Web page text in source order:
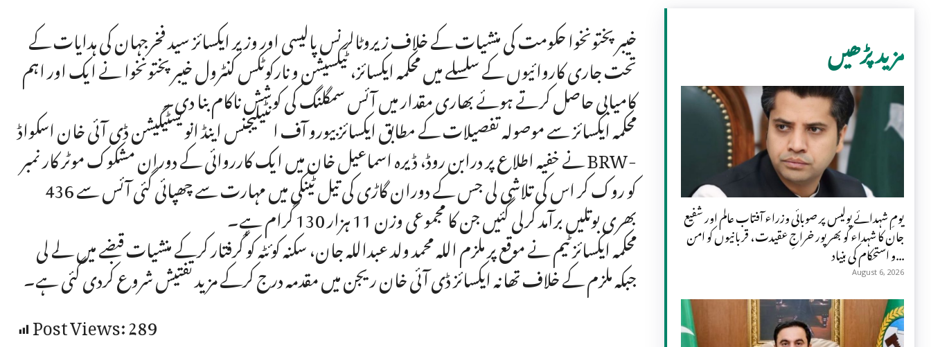
خیبرپختونخوا حکومت کی منشیات کے خلاف زیروٹالرنس پالیسی اور وزیر ایکسائز سید فخرجہان کی ہدایات کے
تحت جاری کاروائیوں کے سلسلے میں محکمہ ایکسائز، ٹیکسیشن و نارکوٹکس کنٹرول خیبرپختونخوا نے ایک اور اہم
کامیابی حاصل کرتے ہوئے بھاری مقدار میں آئس سمگلنگ کی کوشش ناکام بنا دی۔
محکمہ ایکسائز سے موصولہ تفصیلات کے مطابق ایکسائز بیورو آف انٹیلیجنس اینڈ انویسٹیگیشن ڈی آئی خان اسکواڈ
نے خفیہ اطلاع پر درابن روڈ، ڈیرہ اسماعیل خان میں ایک کارروائی کے دوران مشکوک موٹر کار نمبر BRW-
436 کو روک کر اس کی تلاشی لی جس کے دوران گاڑی کی تیل ٹینکی میں مہارت سے چھپائی گئی آئس سے
بھری بوتلیں برآمد کرلی گئیں جن کا مجموعی وزن 11 ہزار 130 گرام ہے۔
محکمہ ایکسائز ٹیم نے موقع پر ملزم اللہ محمد ولد عبداللہ جان، سکنہ کوئٹہ کو گرفتار کرکے منشیات قبضے میں لے لی
جبکہ ملزم کے خلاف تھانہ ایکسائز ڈی آئی خان ریجن میں مقدمہ درج کرکے مزید تفتیش شروع کردی گئی ہے۔
Post Views:289
مزید پڑھیں
یومِ شہدائے پولیس پر صوبائی وزراء آفتاب عالم اور شفیع
جان کا شہداء کو بھرپور خراجِ عقیدت، قربانیوں کو امن
و استحکام کی بنیاد...
August 6, 2026